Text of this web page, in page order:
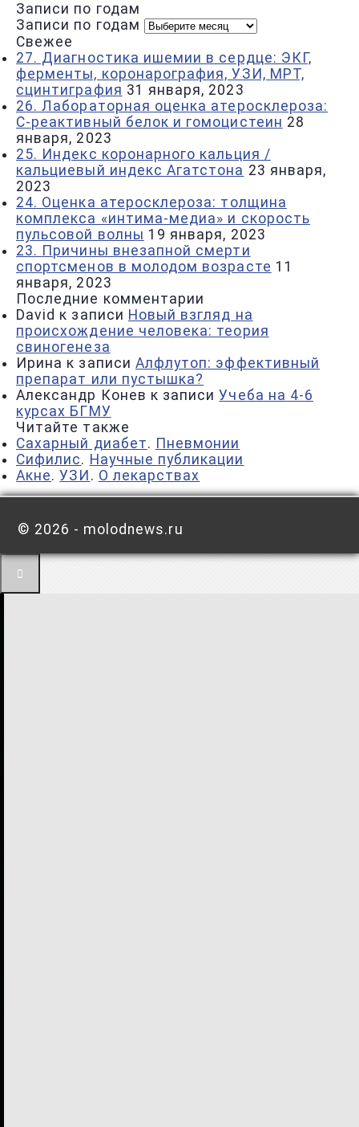
Записи по годам
Записи по годам
Свежее
27. Диагностика ишемии в сердце: ЭКГ,
ферменты, коронарография, УЗИ, МРТ,
сцинтиграфия 31 января, 2023
26. Лабораторная оценка атеросклероза:
С-реактивный белок и гомоцистеин 28
января, 2023
25. Индекс коронарного кальция /
кальциевый индекс Агатстона 23 января,
2023
24. Оценка атеросклероза: толщина
комплекса «интима-медиа» и скорость
пульсовой волны 19 января, 2023
23. Причины внезапной смерти
спортсменов в молодом возрасте 11
января, 2023
Последние комментарии
David к записи Новый взгляд на
происхождение человека: теория
свиногенеза
Ирина к записи Алфлутоп: эффективный
препарат или пустышка?
Александр Конев к записиУчеба на 4-6
курсах БГМУ
Читайте также
Сахарный диабет. Пневмонии
Сифилис. Научные публикации
Акне.УЗИ . О лекарствах
© 2026 - molodnews.ru